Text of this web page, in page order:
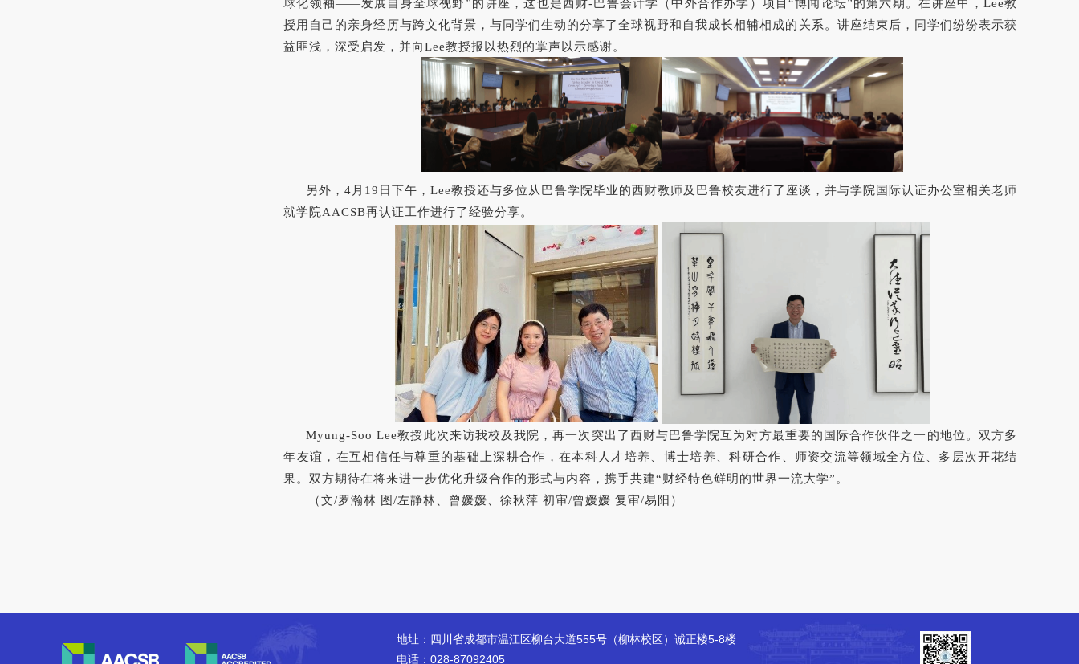
授用自己的亲身经历与跨文化背景，与同学们生动的分享了全球视野和自我成长相辅相成的关系。讲座结束后，同学们纷纷表示获
益匪浅，深受启发，并向Lee教授报以热烈的掌声以示感谢。
另外，4月19日下午，Lee教授还与多位从巴鲁学院毕业的西财教师及巴鲁校友进行了座谈，并与学院国际认证办公室相关老师
就学院AACSB再认证工作进行了经验分享。
Myung-Soo Lee教授此次来访我校及我院，再一次突出了西财与巴鲁学院互为对方最重要的国际合作伙伴之一的地位。双方多
年友谊，在互相信任与尊重的基础上深耕合作，在本科人才培养、博士培养、科研合作、师资交流等领域全方位、多层次开花结
果。双方期待在将来进一步优化升级合作的形式与内容，携手共建“财经特色鲜明的世界一流大学”。
（文/罗瀚林 图/左静林、曾媛媛、徐秋萍 初审/曾媛媛 复审/易阳）
地址：四川省成都市温江区柳台大道555号（柳林校区）诚正楼5-8楼
电话：028-87092405